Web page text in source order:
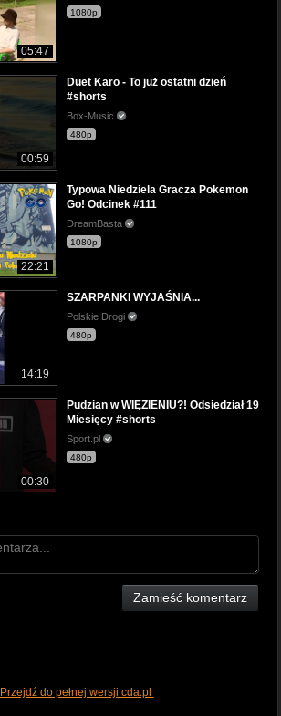
05:47
1080p
00:59
Duet Karo - To już ostatni dzień
#shorts
Box-Music
480p
22:21
Typowa Niedziela Gracza Pokemon
Go! Odcinek #111
DreamBasta
1080p
14:19
SZARPANKI WYJAŚNIA...
Polskie Drogi
480p
00:30
Pudzian w WIĘZIENIU?! Odsiedział 19
Miesięcy #shorts
Sport.pl
480p
Zamieść komentarz
Przejdź do pełnej wersji cda.pl